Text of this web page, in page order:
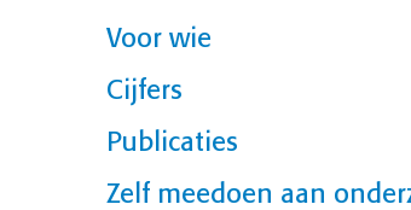
Voor wie
Cijfers
Publicaties
Zelf meedoen aan